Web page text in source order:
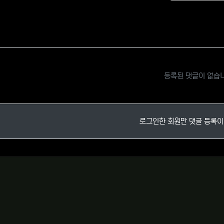
추천
비
등록된 댓글이 없습
로그인한 회원만 댓글 등록